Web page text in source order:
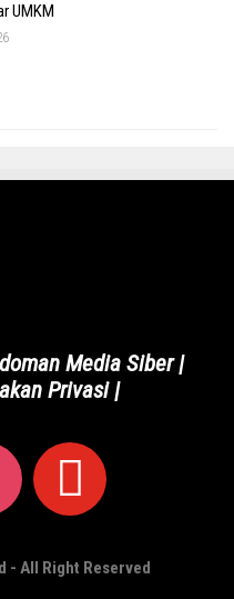
UMKM
Media Siber|
Privasi|
- All Right Reserved